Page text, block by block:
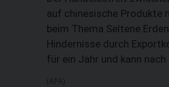
auf chinesische Produkte
beim Thema Seltene
Hindernisse durch
für ein Jahr und kann
(APA)